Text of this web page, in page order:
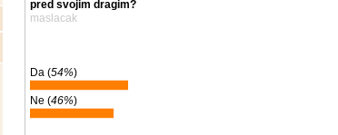
pred svojim dragim?
maslacak
Da (54%)
Ne (46%)